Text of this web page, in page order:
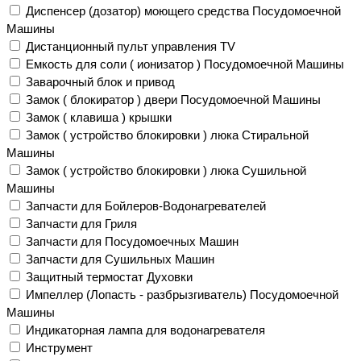
Диспенсер (дозатор) моющего средства Посудомоечной
Машины
Дистанционный пульт управления TV
Емкость для соли ( ионизатор ) Посудомоечной Машины
Заварочный блок и привод
Замок ( блокиратор ) двери Посудомоечной Машины
Замок ( клавиша ) крышки
Замок ( устройство блокировки ) люка Стиральной
Машины
Замок ( устройство блокировки ) люка Сушильной
Машины
Запчасти для Бойлеров-Водонагревателей
Запчасти для Гриля
Запчасти для Посудомоечных Машин
Запчасти для Сушильных Машин
Защитный термостат Духовки
Импеллер (Лопасть - разбрызгиватель) Посудомоечной
Машины
Индикаторная лампа для водонагревателя
Инструмент